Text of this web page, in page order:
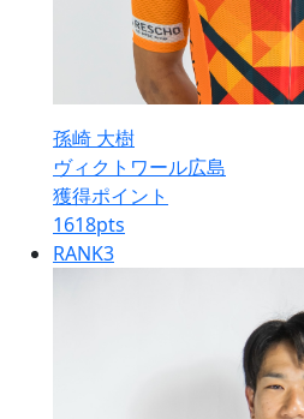
孫崎 大樹
ヴィクトワール広島
獲得ポイント
1618pts
RANK3